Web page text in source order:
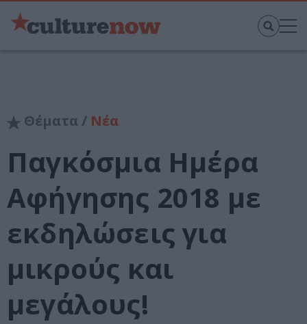
Θέματα / Νέα
Παγκόσμια Ημέρα
Αφήγησης 2018 με
εκδηλώσεις για
μικρούς και
μεγάλους!